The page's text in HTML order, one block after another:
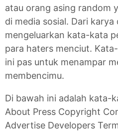
atau orang asing random
di media sosial. Dari karya
mengeluarkan kata-kata
para haters menciut.
ini pas untuk menampar
membencimu.
Di bawah ini adalah kata-
About Press Copyright
Advertise Developers